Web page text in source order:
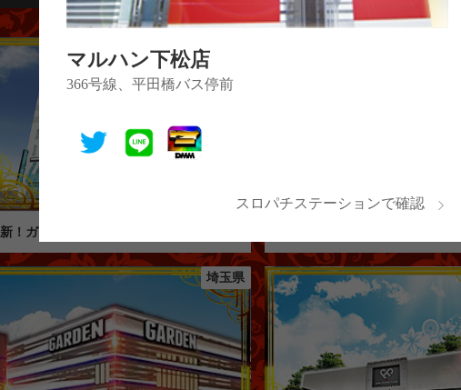
埼玉県
新！ガーデン春日部
埼玉県
マルハン下松店
366号線、平田橋バス停前
スロパチステーションで確認